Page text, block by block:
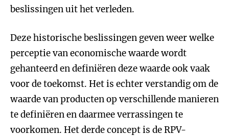
beslissingen uit het verleden.
Deze historische beslissingen geven weer welke
perceptie van economische waarde wordt
gehanteerd en definiëren deze waarde ook vaak
voor de toekomst. Het is echter verstandig om de
waarde van producten op verschillende manieren
te definiëren en daarmee verrassingen te
voorkomen. Het derde concept is de RPV-